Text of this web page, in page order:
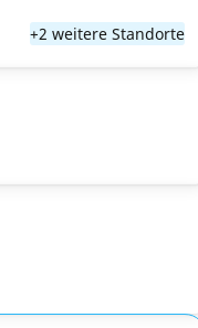
+2 weitere Standorte